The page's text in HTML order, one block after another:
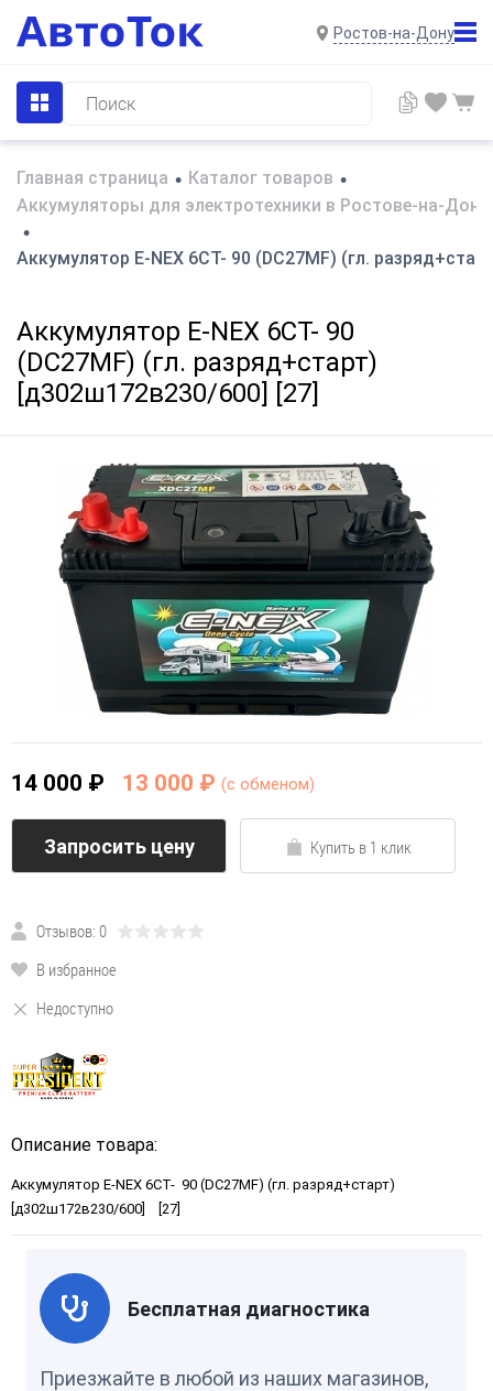
Ростов-на-Дону
Главная страница • Каталог товаров •
Аккумуляторы для электротехники в Ростове-на-Дону
•
Аккумулятор E-NEX 6СТ- 90 (DC27MF) (гл.
Аккумулятор E-NEX 6СТ- 90
(DC27MF) (гл. разряд+старт)
[д302ш172в230/600] [27]
14 000 ₽ 13 000 ₽ (c обменом)
Запросить цену Купить в 1 клик
Отзывов: 0
В избранное
Недоступно
Описание товара:
Аккумулятор E-NEX 6СТ- 90 (DC27MF) (гл. разряд+старт)
[д302ш172в230/600] [27]
Бесплатная диагностика
Приезжайте в любой из наших магазинов,